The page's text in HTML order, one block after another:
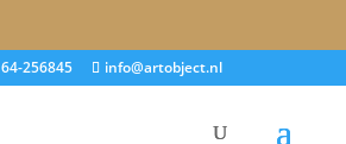
256845 info@artobject.nl